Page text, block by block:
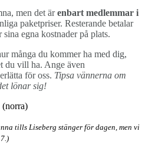
men det ärenbart medlemmar i
paketpriser. Resterande betalar
egna kostnader på plats.
många du kommer ha med dig,
du vill ha. Ange även
för oss. Tipsa vännerna om
lönar sig!
(norra)
tills Liseberg stänger för dagen, men vi